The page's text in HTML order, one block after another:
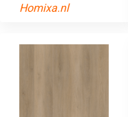
Homixa.nl